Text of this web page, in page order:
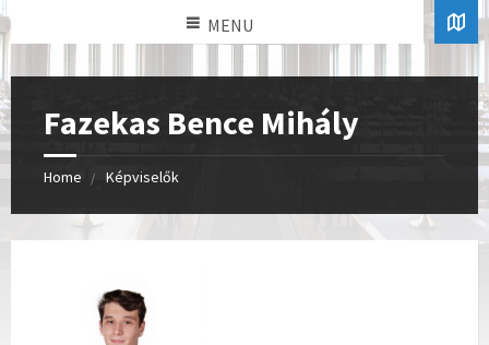
MENU
Fazekas Bence Mihály
Home Képviselők